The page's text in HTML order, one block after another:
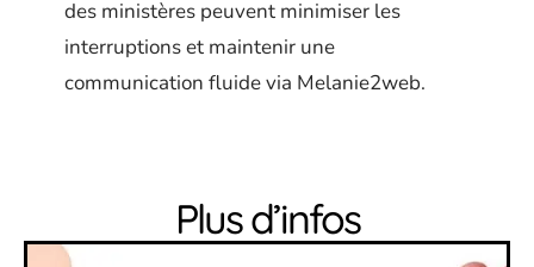
des ministères peuvent minimiser les
interruptions et maintenir une
communication fluide via Melanie2web.
Plus d’infos